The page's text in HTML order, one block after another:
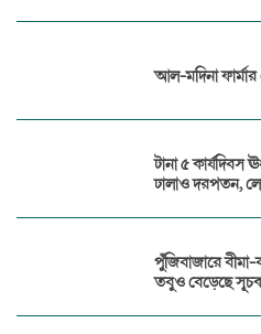
আল-মদিনা
টানা ৫ কার্যদিবস
ঢালাও দরপতন,
পুঁজিবাজারে
তবুও বেড়েছে